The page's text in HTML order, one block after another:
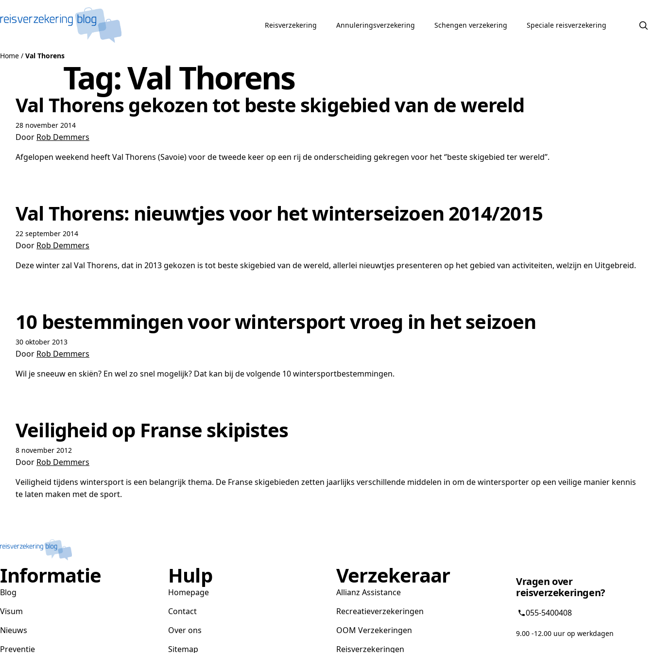
Reisverzekering Annuleringsverzekering Schengen verzekering Speciale reisverzekering
Home / Val Thorens
Tag:Val Thorens
Val Thorens gekozen tot beste skigebied van de wereld
28 november 2014
Door Rob Demmers
Afgelopen weekend heeft Val Thorens (Savoie) voor de tweede keer op een rij de onderscheiding gekregen voor het ‘’beste skigebied ter wereld’’.
Val Thorens: nieuwtjes voor het winterseizoen 2014/2015
22 september 2014
Door Rob Demmers
Deze winter zal Val Thorens, dat in 2013 gekozen is tot beste skigebied van de wereld, allerlei nieuwtjes presenteren op het gebied van activiteiten, welzijn en Uitgebreid.
10 bestemmingen voor wintersport vroeg in het seizoen
30 oktober 2013
Door Rob Demmers
Wil je sneeuw en skiën? En wel zo snel mogelijk? Dat kan bij de volgende 10 wintersportbestemmingen.
Veiligheid op Franse skipistes
8 november 2012
Door Rob Demmers
Veiligheid tijdens wintersport is een belangrijk thema. De Franse skigebieden zetten jaarlijks verschillende middelen in om de wintersporter op een veilige manier kennis
te laten maken met de sport.
Informatie
Blog
Visum
Nieuws
Preventie
Hulp
Homepage
Contact
Over ons
Sitemap
Verzekeraar
Allianz Assistance
Recreatieverzekeringen
OOM Verzekeringen
Reisverzekeringen
Vragen over
reisverzekeringen?
055-5400408
9.00 -12.00 uur op werkdagen